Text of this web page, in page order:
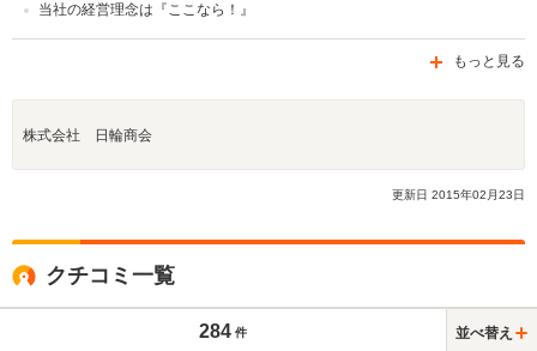
当社の経営理念は『ここなら！』
もっと見る
株式会社 日輪商会
更新日 2015年02 月23日
クチコミ一覧
284 件 並べ替え